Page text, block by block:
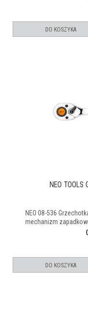
DO KOSZYKA
NEO
NEO 08-536
mechanizm
DO KOSZYKA